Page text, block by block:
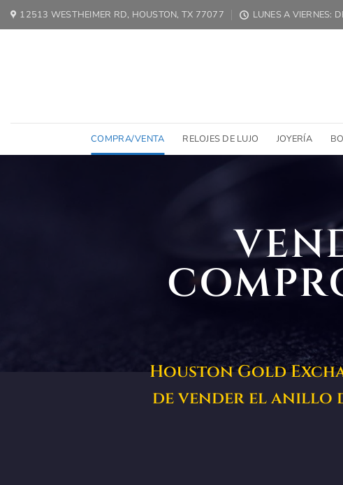
12513 WESTHEIMER RD, HOUSTON, TX 77077 LUNES A VIERNES:
COMPRA/VENTA RELOJES DE LUJO JOYERÍA
Houston Gold
de vender el anillo